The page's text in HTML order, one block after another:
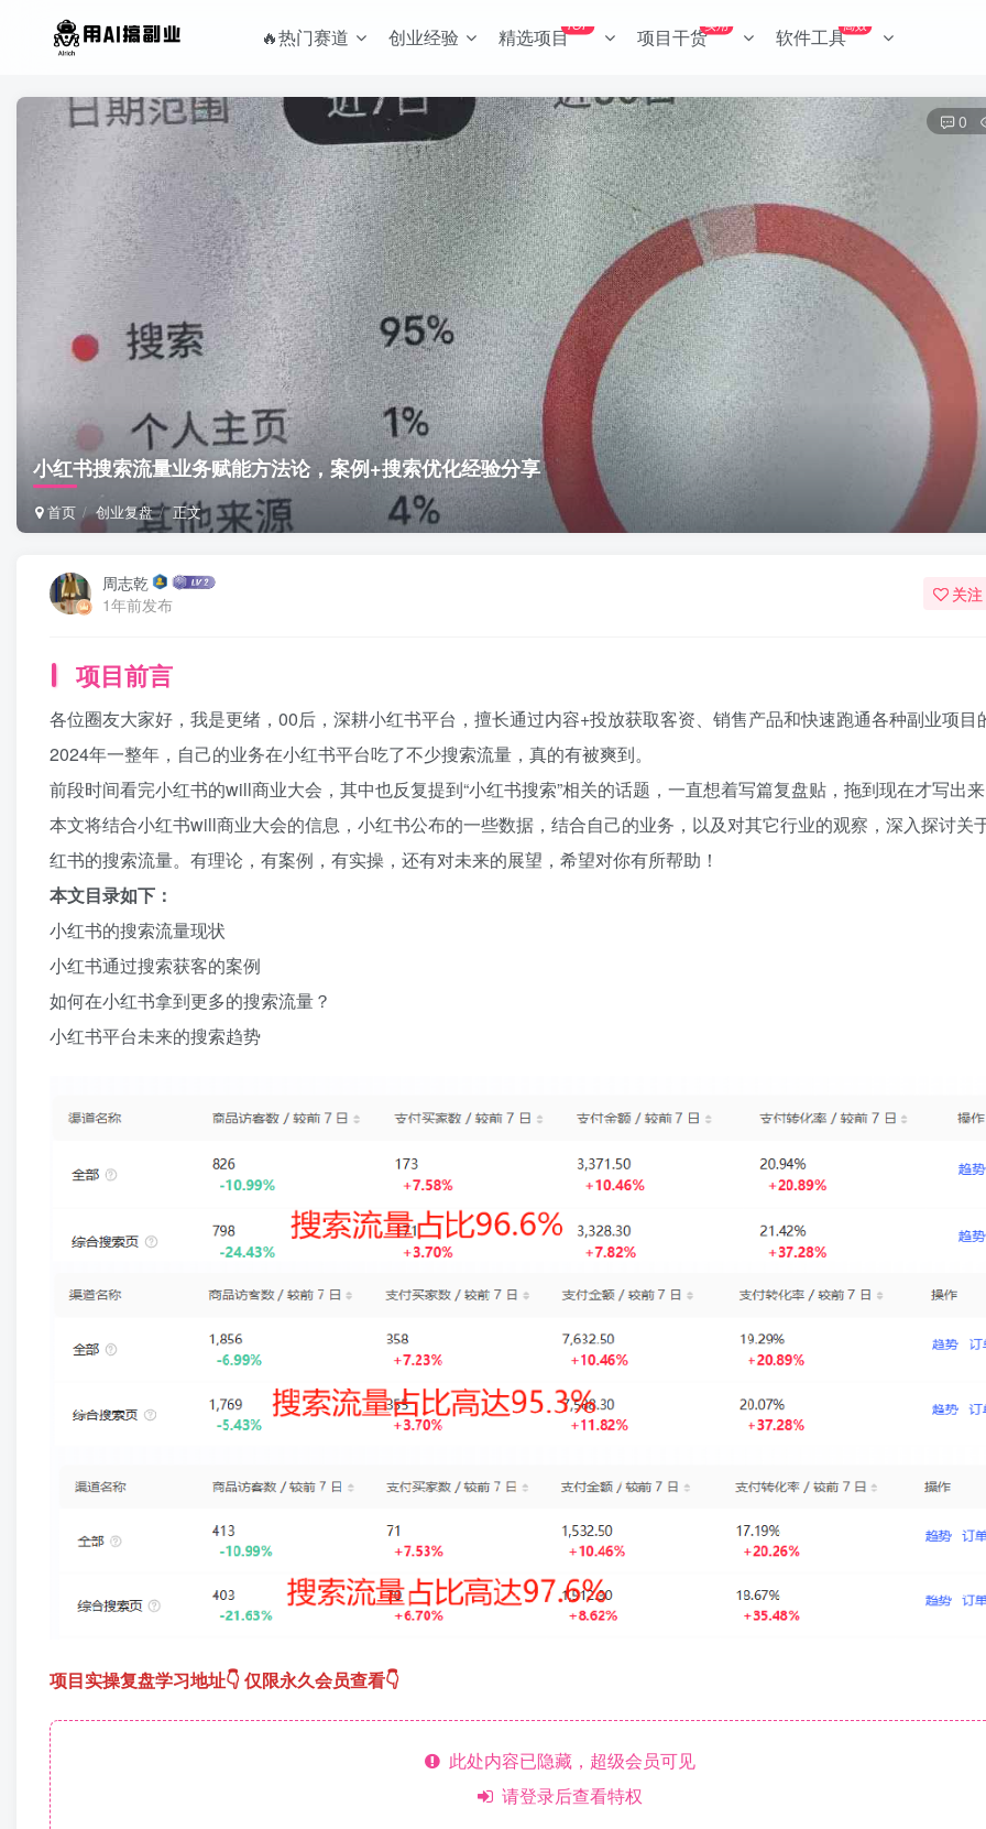
🔥热门赛道 创业经验 精选项目TOP 项目干货实用 软件工具高效
小红书搜索流量业务赋能方法论，案例+搜索优化经验分享
首页 创业复盘 正文
0
周志乾
1年前发布
关注
项目前言
各位圈友大家好，我是更绪，00后，深耕小红书平台，擅长通过内容+投放获取客资、销售产品和快速跑通各种副业项目
2024年一整年，自己的业务在小红书平台吃了不少搜索流量，真的有被爽到。​
前段时间看完小红书的will商业大会，其中也反复提到“小红书搜索”相关的话题，一直想着写篇复盘贴，拖到现在才写出
本文将结合小红书will商业大会的信息，小红书公布的一些数据，结合自己的业务，以及对其它行业的观察，深入探讨关
红书的搜索流量。有理论，有案例，有实操，还有对未来的展望，希望对你有所帮助！​
本文目录如下：​
小红书的搜索流量现状​
小红书通过搜索获客的案例​
如何在小红书拿到更多的搜索流量？​
小红书平台未来的搜索趋势
项目实操复盘学习地址👇 仅限永久会员查看👇
此处内容已隐藏，超级会员可见
请登录后查看特权